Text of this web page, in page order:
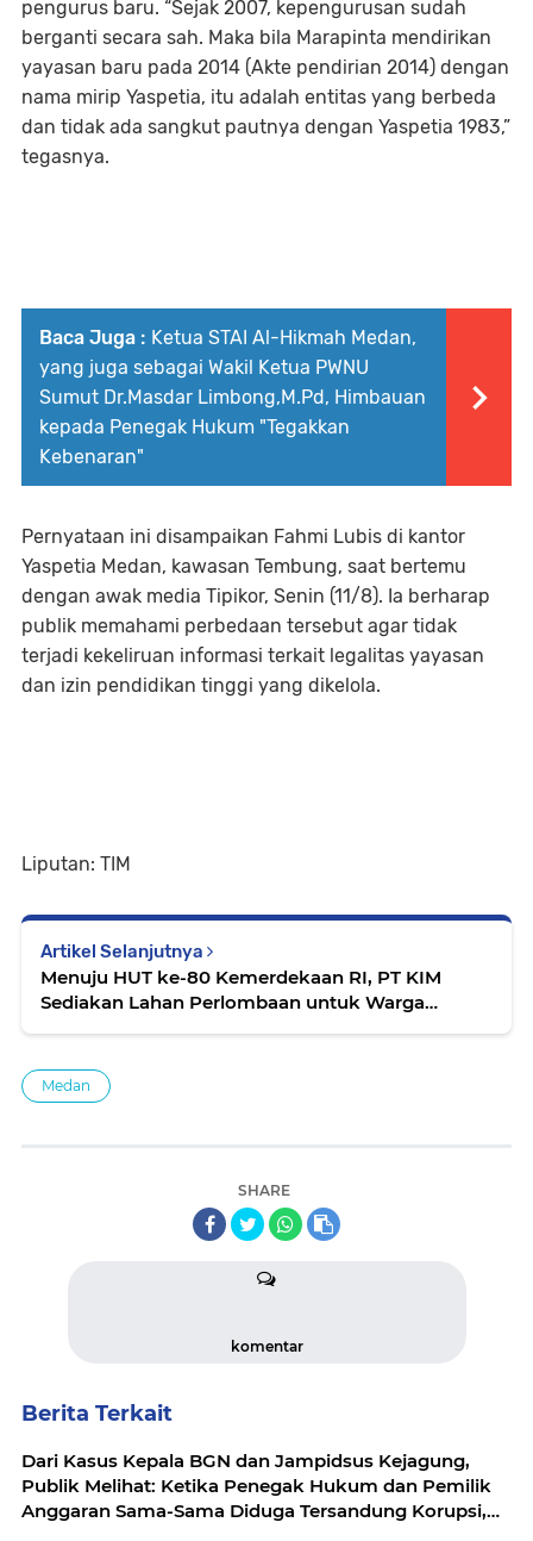
pengurus baru. “Sejak 2007, kepengurusan sudah
berganti secara sah. Maka bila Marapinta mendirikan
yayasan baru pada 2014 (Akte pendirian 2014) dengan
nama mirip Yaspetia, itu adalah entitas yang berbeda
dan tidak ada sangkut pautnya dengan Yaspetia 1983,”
tegasnya.
Baca Juga : Ketua STAI Al-Hikmah Medan,
yang juga sebagai Wakil Ketua PWNU
Sumut Dr.Masdar Limbong,M.Pd, Himbauan
kepada Penegak Hukum "Tegakkan
Kebenaran"
Pernyataan ini disampaikan Fahmi Lubis di kantor
Yaspetia Medan, kawasan Tembung, saat bertemu
dengan awak media Tipikor, Senin (11/8). Ia berharap
publik memahami perbedaan tersebut agar tidak
terjadi kekeliruan informasi terkait legalitas yayasan
dan izin pendidikan tinggi yang dikelola.
Liputan: TIM
Artikel Selanjutnya
Menuju HUT ke-80 Kemerdekaan RI, PT KIM
Sediakan Lahan Perlombaan untuk Warga
Medan
SHARE
komentar
Berita Terkait
Dari Kasus Kepala BGN dan Jampidsus Kejagung,
Publik Melihat: Ketika Penegak Hukum dan Pemilik
Anggaran Sama-Sama Diduga Tersandung Korupsi,